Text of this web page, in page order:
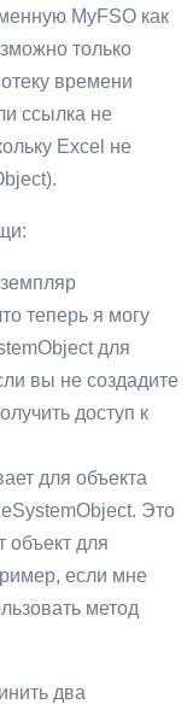
MyFSO как
только
времени
ссылка не
Excel не
теперь я могу
для
вы не создадите
доступ к
для объекта
Это
объект для
если мне
метод
два